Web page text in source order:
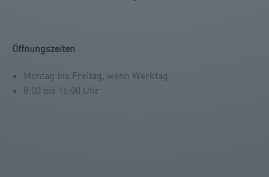
Öffnungszeiten
Montag bis Freitag, wenn Werktag
8:00 bis 16:00 Uhr